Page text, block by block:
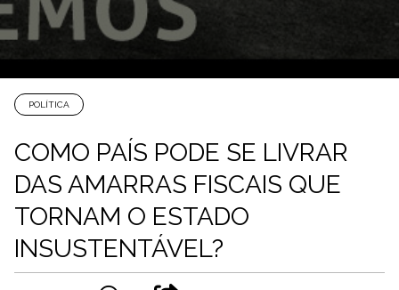
POLÍTICA
COMO PAÍS PODE SE LIVRAR
DAS AMARRAS FISCAIS QUE
TORNAM O ESTADO
INSUSTENTÁVEL?